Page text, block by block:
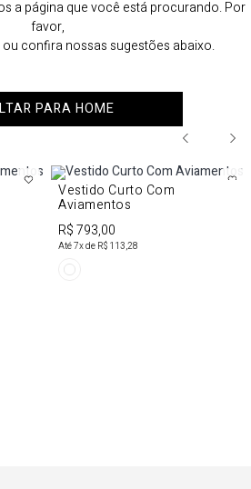
a página que você está procurando. Por
favor,
confira nossas sugestões abaixo.
PARA HOME
Vestido Curto Com
Aviamentos
R$ 793,00
Até7x de R$ 113,28